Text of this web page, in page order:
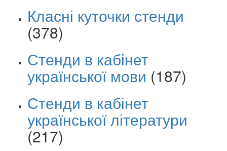
Класні куточки стенди
(378)
Стенди в кабінет
української мови (187)
Стенди в кабінет
української літератури
(217)